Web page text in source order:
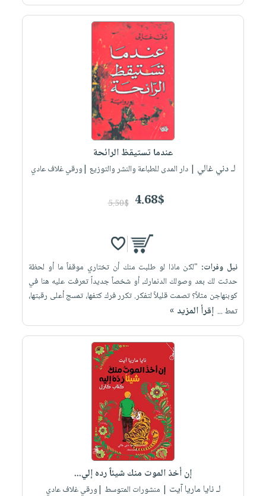
عندما تستيقظ الرائحة
لـ دني غالي | دار المدى للطباعة والنشر والتوزيع |ورقي غلاف عادي
4.68$
5.50$
نيل وفرات: "لكن ماذا لو طلبت منك أن تختاري موقفاً ما أو لحظة
حدثت لك بعد وصولك الدنمارك، أو شخصاً جديداً تعرفت عليه هنا في
كوبنهاجن مثلاً؟ تصمت قليلاً لتفكر. تكرر فرك كتفها، تمسج أعلى رقبتها،
تمط ... إقرأ المزيد »
إن أخذ الموت منك شيئاً رده إلي...
لـ نايا ماريا آيت | منشورات المتوسط |ورقي غلاف عادي